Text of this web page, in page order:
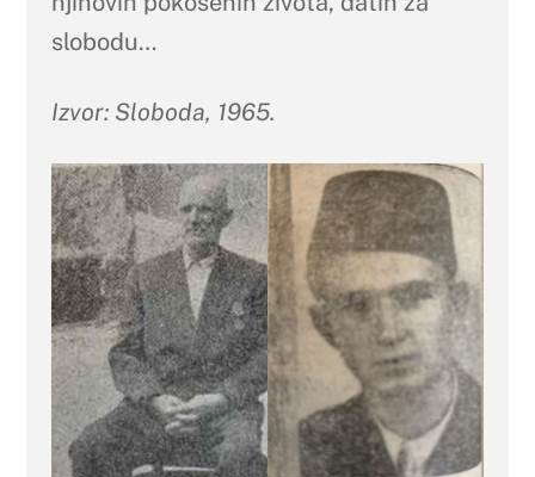
slobodu…
Izvor: Sloboda, 1965.